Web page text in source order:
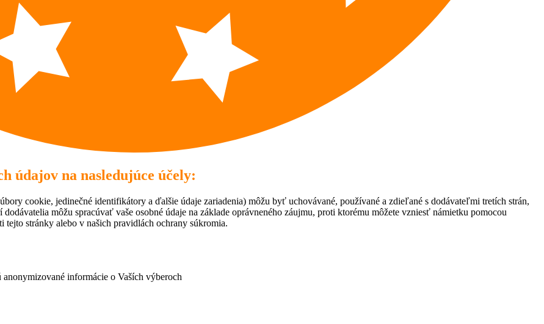
údajov na nasledujúce účely:
cookie, jedinečné identifikátory a ďalšie údaje zariadenia) môžu byť uchovávané, používané a zdieľané s dodávateľmi tretích strán,
môžu spracúvať vaše osobné údaje na základe oprávneného záujmu, proti ktorému môžete vzniesť námietku pomocou
stránky alebo v našich pravidlách ochrany súkromia.
informácie o Vaších výberoch